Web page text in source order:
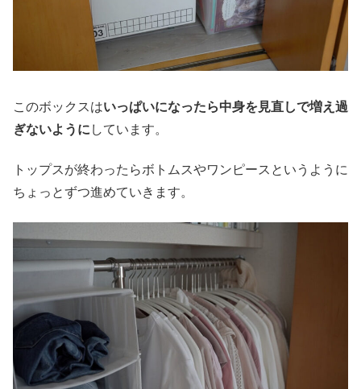
このボックスはいっぱいになったら中身を見直しで増え過
ぎないように しています。
トップスが終わったらボトムスやワンピースというように
ちょっとずつ進めていきます。